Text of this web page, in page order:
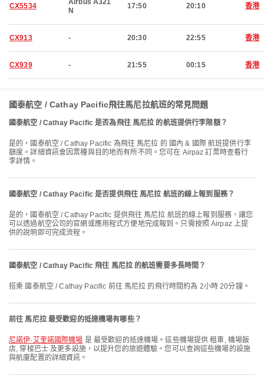
CX5534
Airbus A321
N
17:50 20:10 香港
CX913 - 20:30 22:55 香港
CX939 - 21:55 00:15 香港
國泰航空 / Cathay Pacific飛往馬尼拉航班的常見問題
國泰航空 / Cathay Pacific 是否為飛往 馬尼拉 的航班提供行李限額？
是的，國泰航空 / Cathay Pacific 為飛往 馬尼拉 的 國內 & 國際 航班提供行李
額度。詳細資訊會因票種與目的地而有所不同。您可在 Airpaz 訂票時查看行
李詳情。
國泰航空 / Cathay Pacific 是否提供飛往 馬尼拉 航班的線上報到服務？
是的，國泰航空 / Cathay Pacific 提供飛往 馬尼拉 航班的線上報到服務，讓您
可以透過航空公司的官網或應用程式方便地完成報到。只需按照 Airpaz 上提
供的說明即可完成流程。
國泰航空 / Cathay Pacific 飛往 馬尼拉 的航班需要多長時間？
搭乘 國泰航空 / Cathay Pacific 前往 馬尼拉 的飛行時間約為 2小時 20分鐘。
前往 馬尼拉 最受歡迎的抵達機場有哪些？
尼諾伊·艾奎諾國際機場 是 最受歡迎的抵達機場。這些機場提供 租車, 機場飯
店, 穿梭巴士 及更多設施，以提升您的旅遊體驗。您可以查詢這些機場的設施
與航廈配置的詳細資訊。